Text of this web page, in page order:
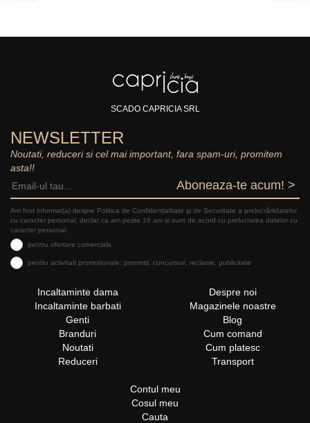
SCADO CAPRICIA SRL
NEWSLETTER
Noutati, reduceri si cel mai important, fara spam-uri, promitem
asta!!
Aboneaza-te acum! >
Am fost informat(a) despre Politica de Confidențialitate şi de Securitate a prelucrăriidatelor
cu caracter personal, declar ca am peste 16 ani și sunt de acord cu prelucrarea datelor cu
caracter personal:
pentru ofertare comerciala
pentru activitati promotionale: promotii, concursuri, reclame, publicitate
Incaltaminte dama
Incaltaminte barbati
Genti
Branduri
Noutati
Reduceri
Despre noi
Magazinele noastre
Blog
Cum comand
Cum platesc
Transport
Contul meu
Cosul meu
Cauta